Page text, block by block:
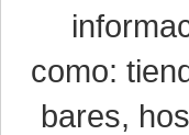
como:
bares,